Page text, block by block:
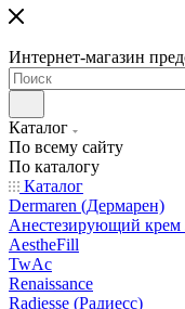
Интернет-магазин
Каталог
По всему сайту
По каталогу
Каталог
Dermaren (Дермарен)
Анестезирующий
AestheFill
TwAc
Renaissance
Radiesse (Радиесс)